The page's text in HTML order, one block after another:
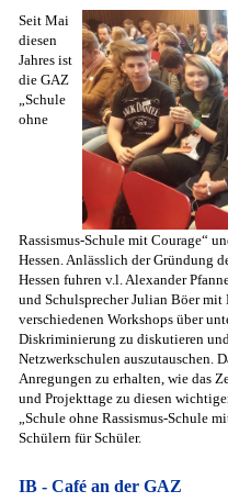
Seit Mai
diesen
Jahres ist
die GAZ
„Schule
ohne
Rassismus-Schule mit Courage“
Hessen. Anlässlich der Gründung
Hessen fuhren v.l. Alexander
und Schulsprecher Julian Böer
verschiedenen Workshops über
Diskriminierung zu diskutieren
Netzwerkschulen auszutauschen.
Anregungen zu erhalten, wie das
und Projekttage zu diesen
„Schule ohne Rassismus-Schule
Schülern für Schüler.
IB - Café an der GAZ